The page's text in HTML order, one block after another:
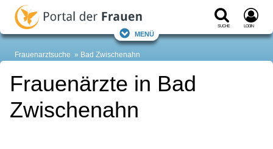
Suche Login
Menü
Frauenarztsuche Bad Zwischenahn
Frauenärzte in Bad
Zwischenahn